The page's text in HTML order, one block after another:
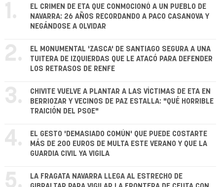
1.
EL CRIMEN DE ETA QUE CONMOCIONÓ A UN PUEBLO DE
NAVARRA: 26 AÑOS RECORDANDO A PACO CASANOVA Y
NEGÁNDOSE A OLVIDAR
2.
EL MONUMENTAL 'ZASCA' DE SANTIAGO SEGURA A UNA
TUITERA DE IZQUIERDAS QUE LE ATACÓ PARA DEFENDER
LOS RETRASOS DE RENFE
3.
CHIVITE VUELVE A PLANTAR A LAS VÍCTIMAS DE ETA EN
BERRIOZAR Y VECINOS DE PAZ ESTALLA: "QUÉ HORRIBLE
TRAICIÓN DEL PSOE"
4.
EL GESTO 'DEMASIADO COMÚN' QUE PUEDE COSTARTE
MÁS DE 200 EUROS DE MULTA ESTE VERANO Y QUE LA
GUARDIA CIVIL YA VIGILA
5.
LA FRAGATA NAVARRA LLEGA AL ESTRECHO DE